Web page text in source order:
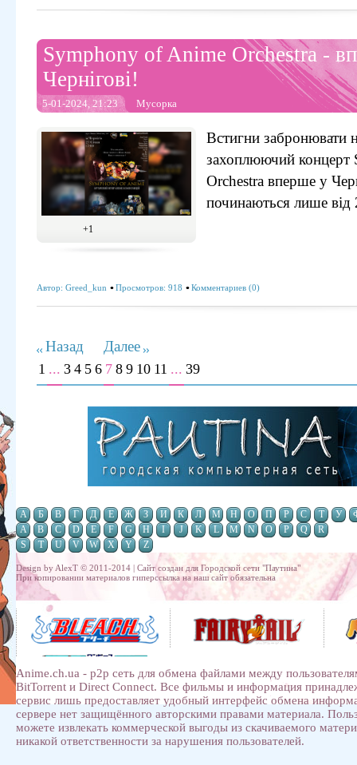
Symphony of Anime Orchestra -
Чернігові!
5-01-2024, 21:23 Мусорка
+1
Встигни забронювати
захоплюючий
Orchestra вперше у
починаються лише від
Автор: Greed_kun Просмотров: 918 Комментариев (0)
Назад Далее
1 ... 3 4 5 6 7 8 9 10 11 ... 39
А Б В Г Д Е Ж З И К Л М Н О П Р С Т У
A
B C D E F G H I J K L M N O P Q
R
S
T U V W X Y Z
Design by AlexT © 2011-2014 | Сайт создан для Городской сети "Паутина"
При копировании материалов гиперссылка на наш сайт обязательна
Anime.ch.ua - p2p сеть для обмена файлами между
BitTorrent и Direct Connect. Все фильмы и информация
сервис лишь предоставляет удобный интерфейс обмена
сервере нет защищённого авторскими правами материала.
можете извлекать коммерческой выгоды из скачиваемого
никакой ответственности за нарушения пользователей.